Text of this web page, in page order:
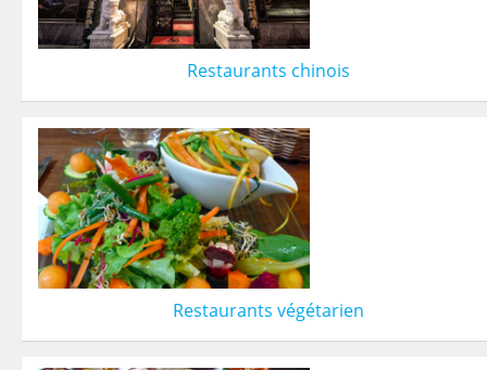
Restaurants chinois
Restaurants végétarien